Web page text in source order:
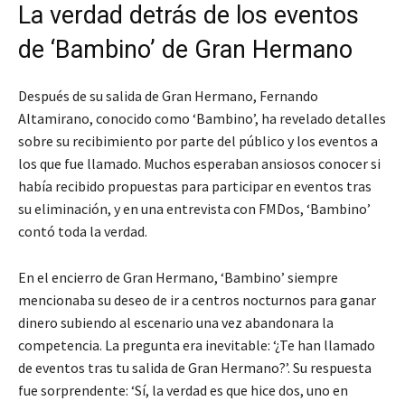
La verdad detrás de los eventos
de ‘Bambino’ de Gran Hermano
Después de su salida de Gran Hermano, Fernando
Altamirano, conocido como ‘Bambino’, ha revelado detalles
sobre su recibimiento por parte del público y los eventos a
los que fue llamado. Muchos esperaban ansiosos conocer si
había recibido propuestas para participar en eventos tras
su eliminación, y en una entrevista con FMDos, ‘Bambino’
contó toda la verdad.
En el encierro de Gran Hermano, ‘Bambino’ siempre
mencionaba su deseo de ir a centros nocturnos para ganar
dinero subiendo al escenario una vez abandonara la
competencia. La pregunta era inevitable: ‘¿Te han llamado
de eventos tras tu salida de Gran Hermano?’. Su respuesta
fue sorprendente: ‘Sí, la verdad es que hice dos, uno en